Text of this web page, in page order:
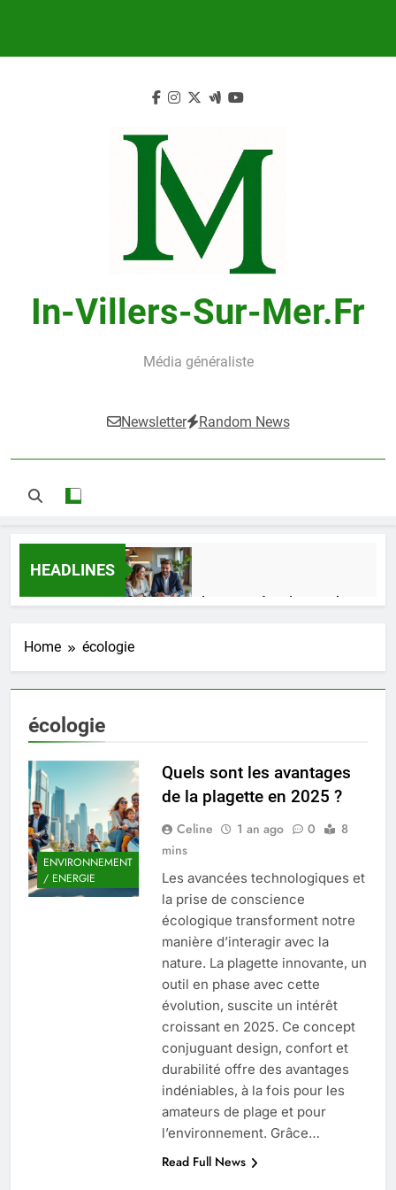
In-Villers-Sur-Mer.fr
Média généraliste
Newsletter Random News
HEADLINES
Guide complet pour réussir un achat
2 Semaines Ago
Quel est le salaire de Myriam Seurat en
2025 ?
4 Mois Ago
Okrami : comprendre ses
fonctionnalités clés et avantages
4 Mois Ago
Découvrez notre test d’orientation
gratuit spécialement conçu pour
collégiens et lycéens
4 Mois Ago
Liste complète des marques
rezoactif.com à connaître en 2025
4 Mois Ago
Home écologie
écologie
ENVIRONNEMENT
/ ENERGIE
Quels sont les avantages
de la plagette en 2025 ?
Celine 1 an ago 0
8
mins
Les avancées technologiques et
la prise de conscience
écologique transforment notre
manière d’interagir avec la
nature. La plagette innovante, un
outil en phase avec cette
évolution, suscite un intérêt
croissant en 2025. Ce concept
conjuguant design, confort et
durabilité offre des avantages
indéniables, à la fois pour les
amateurs de plage et pour
l’environnement. Grâce…
Read Full News